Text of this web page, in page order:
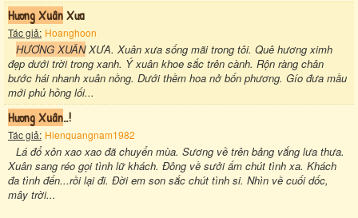
Hương XuânXưa
Tác giả: Hoanghoon
HƯƠNG XUÂNXƯA. Xuân xưa sống mãi trong tôi. Quê hương ximh
đẹp dưới trời trong xanh. Ý xuân khoe sắc trên cành. Rộn ràng chân
bước hái nhanh xuân nồng. Dưới thềm hoa nở bốn phương. Gío đưa mầu
mới phủ hồng lối...
Hương Xuân..!
Tác giả: Hienquangnam1982
Lá đổ xôn xao xao đã chuyển mùa. Sương về trên bảng vắng lưa thưa.
Xuân sang réo gọi tình lữ khách. Đông về sưởi ấm chút tình xa. Khách
đa tình đến...rồi lại đi. Đời em son sắc chút tình si. Nhìn về cuối dốc,
mây trời...